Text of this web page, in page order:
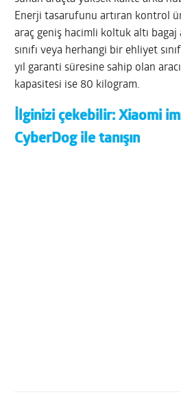
Enerji tasarufunu artıran kontrol
araç geniş hacimli koltuk altı bagaj
sınıfı veya herhangi bir ehliyet
yıl garanti süresine sahip olan
kapasitesi ise 80 kilogram.
İlginizi çekebilir:Xiaomi
CyberDog ile tanışın